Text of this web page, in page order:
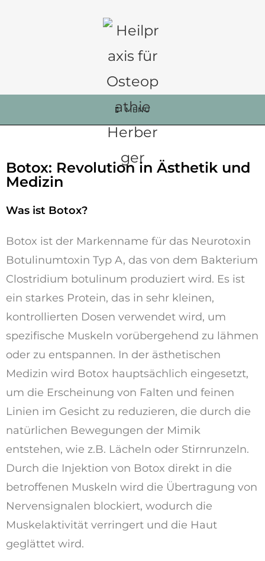
MENÜ
Botox: Revolution in Ästhetik und
Medizin
Was ist Botox?
Botox ist der Markenname für das Neurotoxin
Botulinumtoxin Typ A, das von dem Bakterium
Clostridium botulinum produziert wird. Es ist
ein starkes Protein, das in sehr kleinen,
kontrollierten Dosen verwendet wird, um
spezifische Muskeln vorübergehend zu lähmen
oder zu entspannen. In der ästhetischen
Medizin wird Botox hauptsächlich eingesetzt,
um die Erscheinung von Falten und feinen
Linien im Gesicht zu reduzieren, die durch die
natürlichen Bewegungen der Mimik
entstehen, wie z.B. Lächeln oder Stirnrunzeln.
Durch die Injektion von Botox direkt in die
betroffenen Muskeln wird die Übertragung von
Nervensignalen blockiert, wodurch die
Muskelaktivität verringert und die Haut
geglättet wird.